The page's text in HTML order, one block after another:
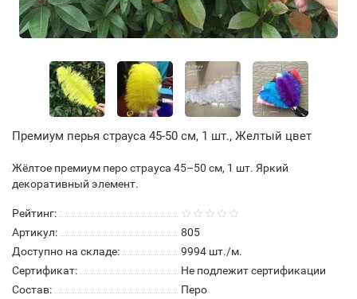
Премиум перья страуса 45-50 см, 1 шт., Желтый цвет
Жёлтое премиум перо страуса 45–50 см, 1 шт. Яркий
декоративный элемент.
Рейтинг:
Артикул:
805
Доступно на складе:
9994 шт./м.
Сертификат:
Не подлежит сертификации
Состав:
Перо